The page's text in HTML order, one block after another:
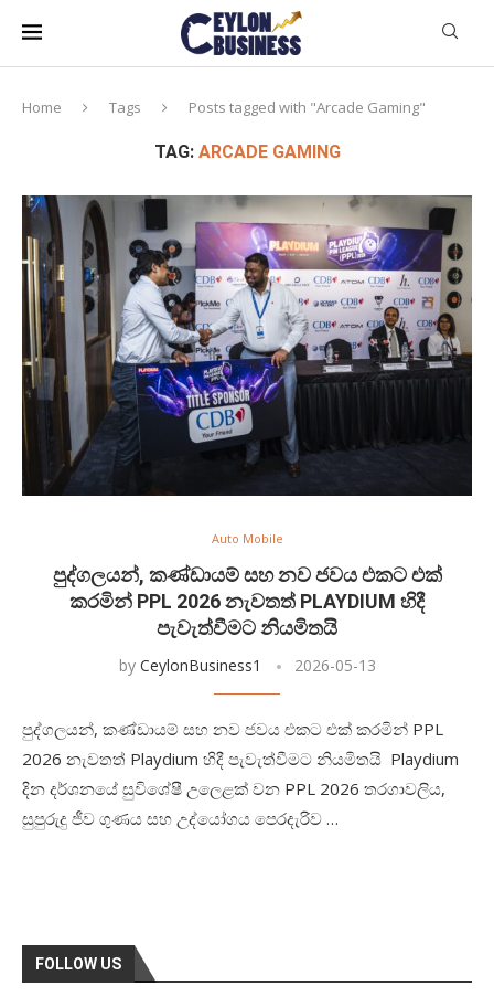
Home Tags Posts tagged with "Arcade Gaming"
TAG: ARCADE GAMING
Auto Mobile
පුද්ගලයන්, කණ්ඩායම් සහ නව ජවය එකට එක්
කරමින් PPL 2026 නැවතත් PLAYDIUM හිදී
පැවැත්වීමට නියමිතයි
by CeylonBusiness1 2026-05-13
පුද්ගලයන්, කණ්ඩායම් සහ නව ජවය එකට එක් කරමින් PPL
2026 නැවතත් Playdium හිදී පැවැත්වීමට නියමිතයි Playdium
දින දර්ශනයේ සුවිශේෂී උලෙළක් වන PPL 2026 තරගාවලිය,
සුපුරුදු ජීව ගුණය සහ උද්යෝගය පෙරදැරිව …
FOLLOW US